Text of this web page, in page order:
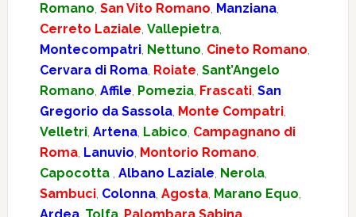
Romano, San Vito Romano, Manziana,
Cerreto Laziale, Vallepietra,
Montecompatri, Nettuno, Cineto Romano,
Cervara di Roma, Roiate, Sant’Angelo
Romano, Affile, Pomezia, Frascati, San
Gregorio da Sassola, Monte Compatri,
Velletri, Artena, Labico, Campagnano di
Roma, Lanuvio, Montorio Romano,
Capocotta , Albano Laziale, Nerola,
Sambuci, Colonna, Agosta, Marano Equo,